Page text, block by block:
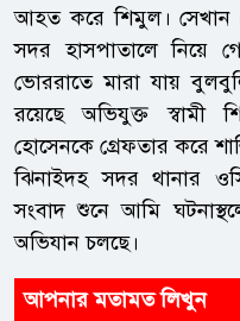
আহত করে শিমুল। সেখান
সদর হাসপাতালে নিয়ে
ভোররাতে মারা যায়
রয়েছে অভিযুক্ত স্বামী
হোসেনকে গ্রেফতার করে
ঝিনাইদহ সদর থানার
সংবাদ শুনে আমি
অভিযান চলছে।
আপনার মতামত লিখুন